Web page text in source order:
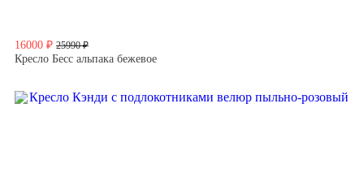
16000 ₽ 25990 ₽
Кресло Бесс альпака бежевое